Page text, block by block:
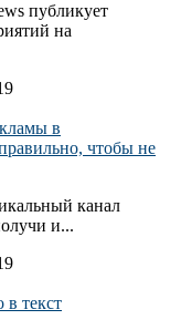
публикует
на
в
чтобы не
канал
и...
в текст